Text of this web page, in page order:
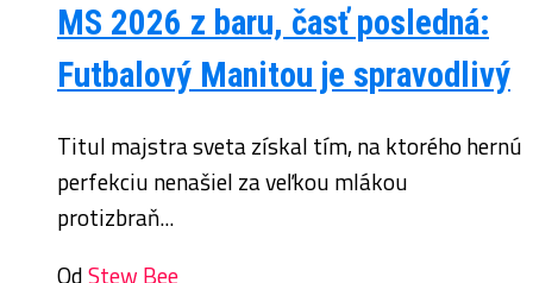
MS 2026 z baru, časť posledná:
Futbalový Manitou je spravodlivý
Titul majstra sveta získal tím, na ktorého hernú
perfekciu nenašiel za veľkou mlákou
protizbraň...